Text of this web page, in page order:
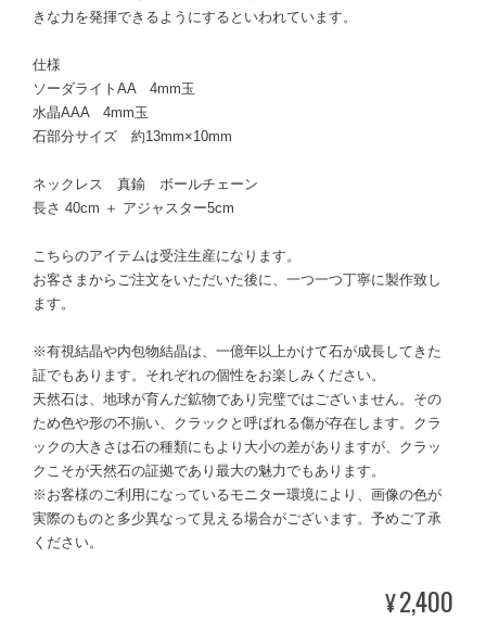
きな力を発揮できるようにするといわれています。
仕様
ソーダライトAA 4mm玉
水晶AAA 4mm玉
石部分サイズ 約13mm×10mm
ネックレス 真鍮 ボールチェーン
長さ 40cm ＋ アジャスター5cm
こちらのアイテムは受注生産になります。
お客さまからご注文をいただいた後に、一つ一つ丁寧に製作致し
ます。
※有視結晶や内包物結晶は、一億年以上かけて石が成長してきた
証でもあります。それぞれの個性をお楽しみください。
天然石は、地球が育んだ鉱物であり完璧ではございません。その
ため色や形の不揃い、クラックと呼ばれる傷が存在します。クラ
ックの大きさは石の種類にもより大小の差がありますが、クラッ
クこそが天然石の証拠であり最大の魅力でもあります。
※お客様のご利用になっているモニター環境により、画像の色が
実際のものと多少異なって見える場合がございます。予めご了承
ください。
¥2,400